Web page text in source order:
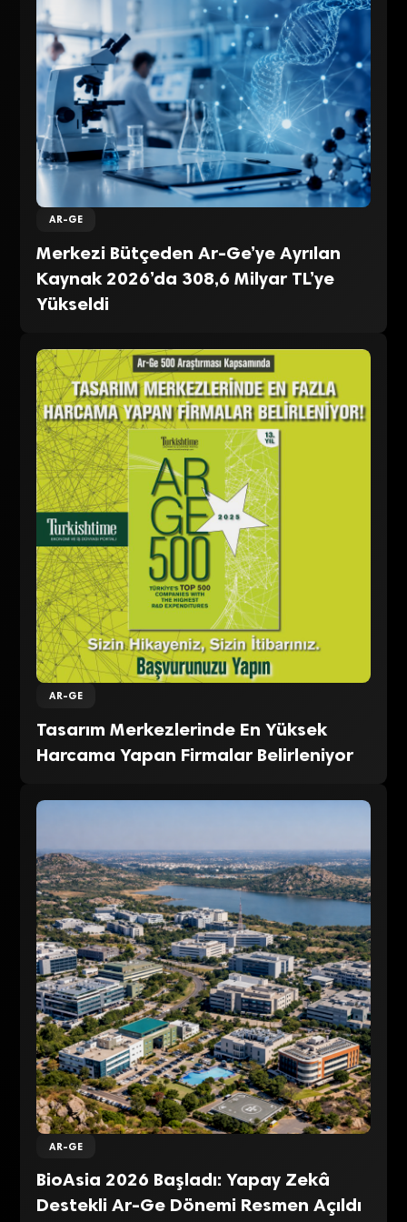
AR-GE
Merkezi Bütçeden Ar-Ge’ye Ayrılan
Kaynak 2026’da 308,6 Milyar TL’ye
Yükseldi
AR-GE
Tasarım Merkezlerinde En Yüksek
Harcama Yapan Firmalar Belirleniyor
AR-GE
BioAsia 2026 Başladı: Yapay Zekâ
Destekli Ar-Ge Dönemi Resmen Açıldı